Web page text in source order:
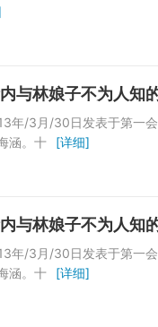
内与林娘子不为人
年/3月/30日发表于第一
涵。十
[详细]
内与林娘子不为人
年/3月/30日发表于第一
涵。十
[详细]